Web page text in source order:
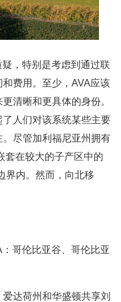
，特别是考虑到通过联
费用。至少，AVA应该
清晰和更具体的身份。
人们对该系统某些主要
尽管加利福尼亚州拥有
套在较大的子产区中的
界内。然而，向北移
哥伦比亚谷、哥伦比亚
达荷州和华盛顿共享刘